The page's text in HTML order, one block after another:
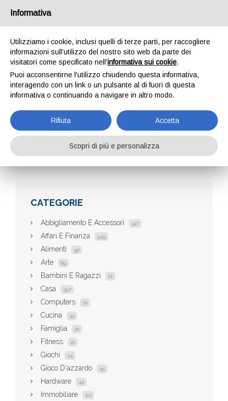
ALBERT LEARNING
Aziende Albert Learning
CATEGORIE
Abbigliamento E Accessori 327
Affari E Finanza 349
Alimenti 90
Arte 89
Bambini E Ragazzi 21
Casa 397
Computers 70
Cucina 33
Famiglia 20
Fitness 21
Giochi 24
Gioco D'azzardo 45
Hardware 42
Immobiliare 101
Informativa
Utilizziamo i cookie, inclusi quelli di terze parti, per raccogliere
informazioni sull’utilizzo del nostro sito web da parte dei
visitatori come specificato nell'informativa sui cookie.
Puoi acconsentirne l'utilizzo chiudendo questa informativa,
interagendo con un link o un pulsante al di fuori di questa
informativa o continuando a navigare in altro modo.
Rifiuta Accetta
Scopri di più e personalizza